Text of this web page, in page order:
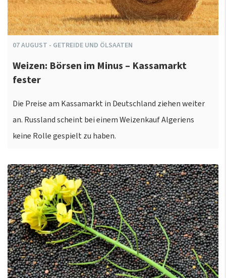
07AUGUST - GETREIDE UND ÖLSAATEN
Weizen: Börsen im Minus – Kassamarkt
fester
Die Preise am Kassamarkt in Deutschland ziehen weiter
an. Russland scheint bei einem Weizenkauf Algeriens
keine Rolle gespielt zu haben.